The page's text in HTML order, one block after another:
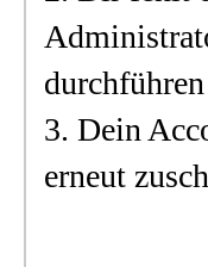
3. Dein
erneut